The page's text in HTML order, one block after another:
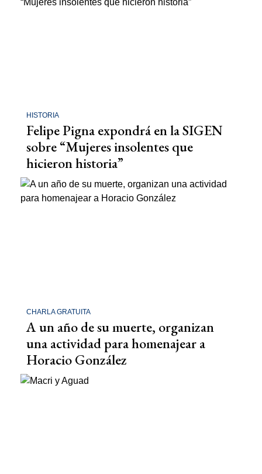
HISTORIA
Felipe Pigna expondrá en la SIGEN
sobre “Mujeres insolentes que
hicieron historia”
CHARLA GRATUITA
A un año de su muerte, organizan
una actividad para homenajear a
Horacio González